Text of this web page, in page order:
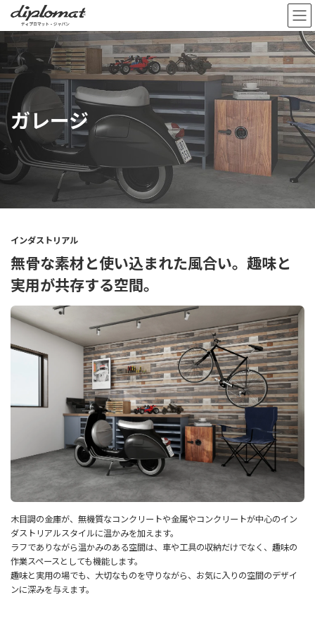
テ
へ
ス
キ
ッ
プ
ゲ
ョ
ン
に
移
動 ガレージ
インダストリアル
無骨な素材と使い込まれた風合い。趣味と
実用が共存する空間。
木目調の金庫が、無機質なコンクリートや金属やコンクリートが中心のイン
ダストリアルスタイルに温かみを加えます。
ラフでありながら温かみのある空間は、車や工具の収納だけでなく、趣味の
作業スペースとしても機能します。
趣味と実用の場でも、大切なものを守りながら、お気に入りの空間のデザイ
ンに深みを与えます。